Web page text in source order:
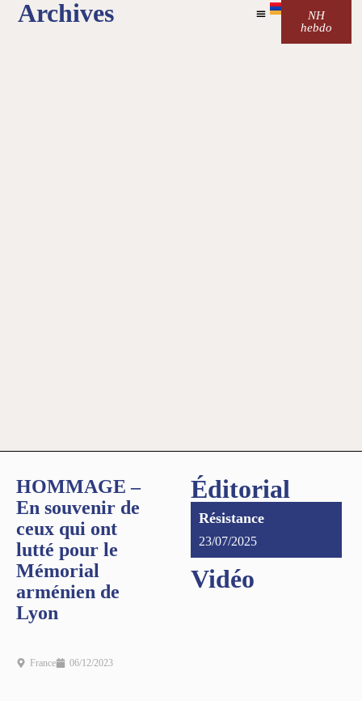
Archives
NH
hebdo
HOMMAGE –
En souvenir de
ceux qui ont
lutté pour le
Mémorial
arménien de
Lyon
France 06/12/2023
Éditorial
Résistance
23/07/2025
Vidéo